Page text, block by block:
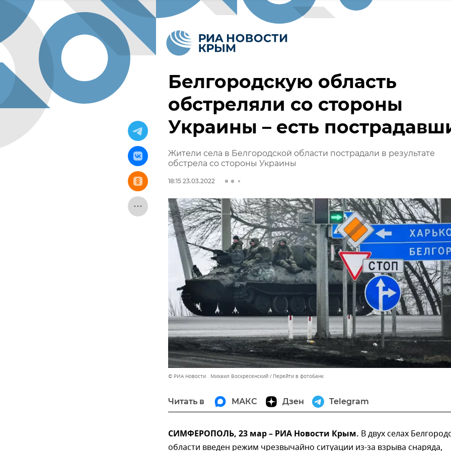
Белгородскую область
обстреляли со стороны
Украины – есть
Жители села в Белгородской области пострадали в результате
обстрела со стороны Украины
18:15 23.03.2022
© РИА Новости . Михаил Воскресенский Перейти в фотобанк
Читать в МАКС Дзен Telegram
СИМФЕРОПОЛЬ, 23 мар – РИА Новости Крым. В двух селах
области введен режим чрезвычайно ситуации из-за взрыва снаряда,